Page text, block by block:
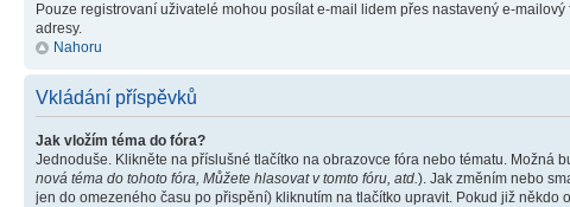
Pouze registrovaní uživatelé mohou posílat e-mail lidem přes nastavený e-
adresy.
Nahoru
Vkládání příspěvků
Jak vložím téma do fóra?
Jednoduše. Klikněte na příslušné tlačítko na obrazovce fóra nebo tématu. Možná
nová téma do tohoto fóra, Můžete hlasovat v tomto fóru, atd.). Jak změním nebo
jen do omezeného času po přispění) kliknutím na tlačítko upravit. Pokud již